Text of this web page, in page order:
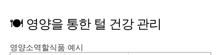
🍽 영양을 통한 털 건강 관리
영양소역할식품 예시